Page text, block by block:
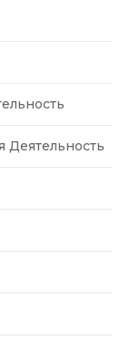
Деятельность